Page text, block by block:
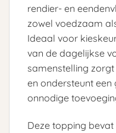
rendier- en
zowel voedzaam
Ideaal voor
van de dagelijkse
samenstelling
en ondersteunt
onnodige
Deze topping